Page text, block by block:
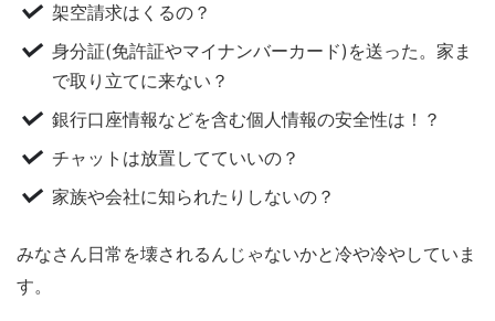
架空請求はくるの？
身分証(免許証やマイナンバーカード)を送った。家ま
で取り立てに来ない？
銀行口座情報などを含む個人情報の安全性は！？
チャットは放置してていいの？
家族や会社に知られたりしないの？
みなさん日常を壊されるんじゃないかと冷や冷やしていま
す。